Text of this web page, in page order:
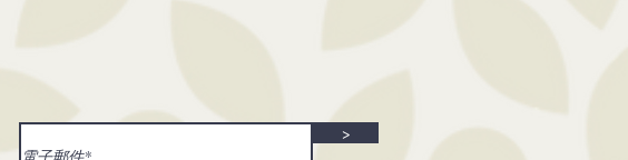
>